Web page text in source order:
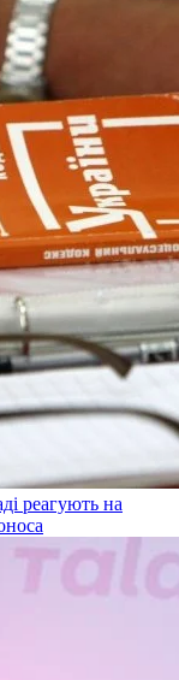
реагують на